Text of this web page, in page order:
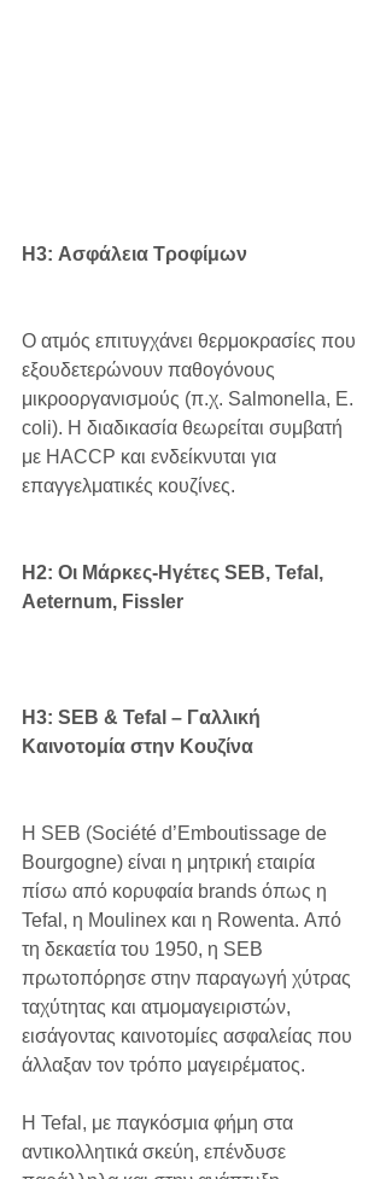
H3: Ασφάλεια Τροφίμων
Ο ατμός επιτυγχάνει θερμοκρασίες που
εξουδετερώνουν παθογόνους
μικροοργανισμούς (π.χ. Salmonella, E.
coli). Η διαδικασία θεωρείται συμβατή
με HACCP και ενδείκνυται για
επαγγελματικές κουζίνες.
H2: Οι Μάρκες-Ηγέτες SEB, Tefal,
Aeternum, Fissler
H3: SEB & Tefal – Γαλλική
Καινοτομία στην Κουζίνα
Η SEB (Société d’Emboutissage de
Bourgogne) είναι η μητρική εταιρία
πίσω από κορυφαία brands όπως η
Tefal, η Moulinex και η Rowenta. Από
τη δεκαετία του 1950, η SEB
πρωτοπόρησε στην παραγωγή χύτρας
ταχύτητας και ατμομαγειριστών,
εισάγοντας καινοτομίες ασφαλείας που
άλλαξαν τον τρόπο μαγειρέματος.
Η Tefal, με παγκόσμια φήμη στα
αντικολλητικά σκεύη, επένδυσε